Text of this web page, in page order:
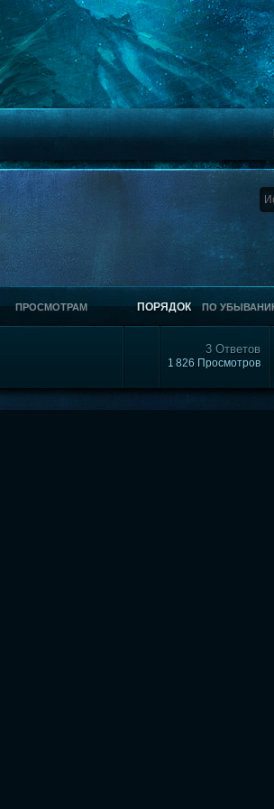
ПРОСМОТРАМ ПОРЯДОК ПО
3 Ответов
1 826 Просмотров